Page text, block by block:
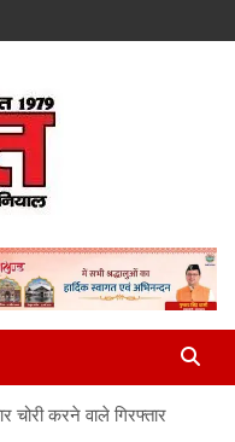
चोरी करने वाले गिरफ्तार